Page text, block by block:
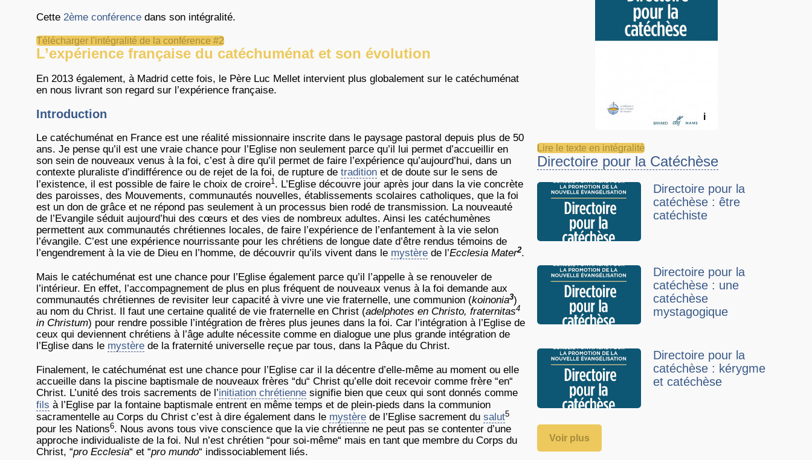
Cette 2ème conférence dans son intégralité.
Télécharger l'intégralité de la conférence #2
L’expérience française du catéchuménat et son évolution
En 2013 également, à Madrid cette fois, le Père Luc Mellet intervient plus globalement sur le catéchuménat
en nous livrant son regard sur l’expérience française.
Introduction
Le catéchuménat en France est une réalité missionnaire inscrite dans le paysage pastoral depuis plus de 50
ans. Je pense qu’il est une vraie chance pour l’Eglise non seulement parce qu’il lui permet d’accueillir en
son sein de nouveaux venus à la foi, c’est à dire qu’il permet de faire l’expérience qu’aujourd’hui, dans un
contexte pluraliste d’indifférence ou de rejet de la foi, de rupture de tradition et de doute sur le sens de
l’existence, il est possible de faire le choix de croire1 . L’Eglise découvre jour après jour dans la vie concrète
des paroisses, des Mouvements, communautés nouvelles, établissements scolaires catholiques, que la foi
est un don de grâce et ne répond pas seulement à un processus bien rodé de transmission. La nouveauté
de l’Evangile séduit aujourd’hui des cœurs et des vies de nombreux adultes. Ainsi les catéchumènes
permettent aux communautés chrétiennes locales, de faire l’expérience de l’enfantement à la vie selon
l’évangile. C’est une expérience nourrissante pour les chrétiens de longue date d’être rendus témoins de
l’engendrement à la vie de Dieu en l’homme, de découvrir qu’ils vivent dans le mystère de l’Ecclesia Mater2.
Mais le catéchuménat est une chance pour l’Eglise également parce qu’il l’appelle à se renouveler de
l’intérieur. En effet, l’accompagnement de plus en plus fréquent de nouveaux venus à la foi demande aux
communautés chrétiennes de revisiter leur capacité à vivre une vie fraternelle, une communion (koinonia3)
au nom du Christ. Il faut une certaine qualité de vie fraternelle en Christ (adelphotes en Christo, fraternitas4
in Christum) pour rendre possible l’intégration de frères plus jeunes dans la foi. Car l’intégration à l’Eglise de
ceux qui deviennent chrétiens à l’âge adulte nécessite comme en dialogue une plus grande intégration de
l’Eglise dans le mystère de la fraternité universelle reçue par tous, dans la Pâque du Christ.
Finalement, le catéchuménat est une chance pour l’Eglise car il la décentre d’elle-même au moment ou elle
accueille dans la piscine baptismale de nouveaux frères “du“ Christ qu’elle doit recevoir comme frère “en“
Christ. L’unité des trois sacrements de l’initiation chrétienne signifie bien que ceux qui sont donnés comme
fils à l’Eglise par la fontaine baptismale entrent en même temps et de plein-pieds dans la communion
sacramentelle au Corps du Christ c’est à dire également dans le mystère de l’Eglise sacrement du salut5
pour les Nations6. Nous avons tous vive conscience que la vie chrétienne ne peut pas se contenter d’une
approche individualiste de la foi. Nul n’est chrétien “pour soi-même“ mais en tant que membre du Corps du
Christ, “pro Ecclesia“ et “pro mundo“ indissociablement liés.
i
Lire le texte en intégralité
Directoire pour la Catéchèse
Directoire pour la
catéchèse : être
catéchiste
Directoire pour la
catéchèse : une
catéchèse
mystagogique
Directoire pour la
catéchèse : kérygme
et catéchèse
Voir plus